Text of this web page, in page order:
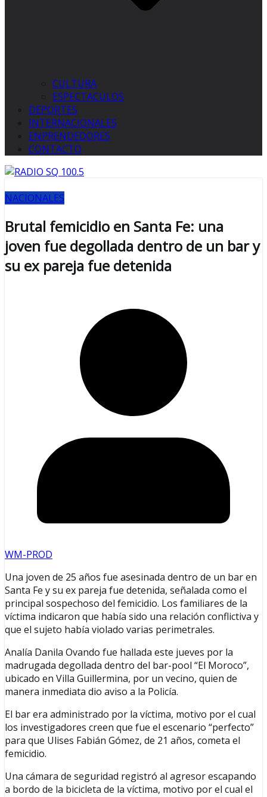
CULTURA
ESPECTACULOS
DEPORTES
INTERNACIONALES
ENPRENDEDORES
CONTACTO
NACIONALES
Brutal femicidio en Santa Fe: una
joven fue degollada dentro de un bar y
su ex pareja fue detenida
WM-PROD
Una joven de 25 años fue asesinada dentro de un bar en
Santa Fe y su ex pareja fue detenida, señalada como el
principal sospechoso del femicidio. Los familiares de la
víctima indicaron que había sido una relación conflictiva y
que el sujeto había violado varias perimetrales.
Analía Danila Ovando fue hallada este jueves por la
madrugada degollada dentro del bar-pool “El Moroco”,
ubicado en Villa Guillermina, por un vecino, quien de
manera inmediata dio aviso a la Policía.
El bar era administrado por la víctima, motivo por el cual
los investigadores creen que fue el escenario “perfecto”
para que Ulises Fabián Gómez, de 21 años, cometa el
femicidio.
Una cámara de seguridad registró al agresor escapando
a bordo de la bicicleta de la víctima, motivo por el cual el